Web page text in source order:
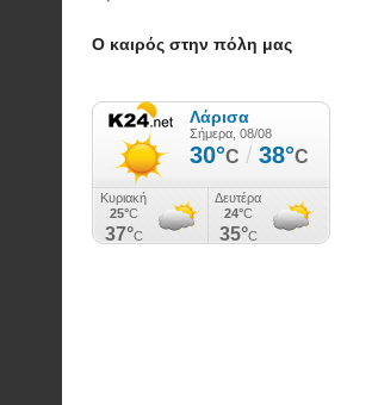
Ο καιρός στην πόλη μας